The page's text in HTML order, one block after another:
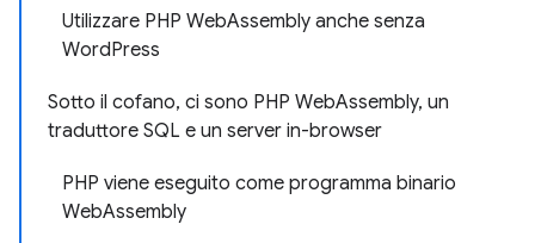
Utilizzare PHP WebAssembly anche senza
WordPress
Sotto il cofano, ci sono PHP WebAssembly, un
traduttore SQL e un server in-browser
PHP viene eseguito come programma binario
WebAssembly